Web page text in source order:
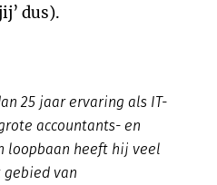
dus).
25 jaar ervaring als IT-
accountants- en
loopbaan heeft hij veel
van